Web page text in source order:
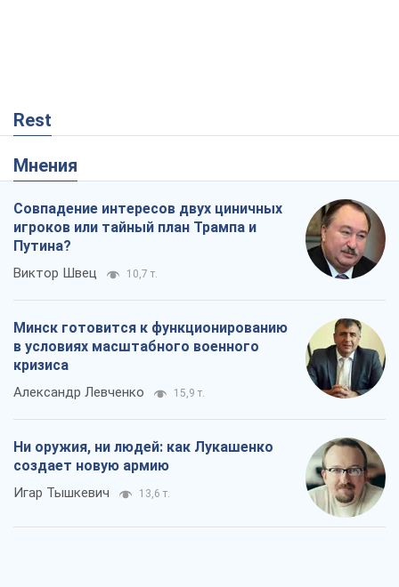
Rest
Мнения
Совпадение интересов двух циничных
игроков или тайный план Трампа и
Путина?
Виктор Швец 10,7 т.
Минск готовится к функционированию
в условиях масштабного военного
кризиса
Александр Левченко 15,9 т.
Ни оружия, ни людей: как Лукашенко
создает новую армию
Игар Тышкевич 13,6 т.